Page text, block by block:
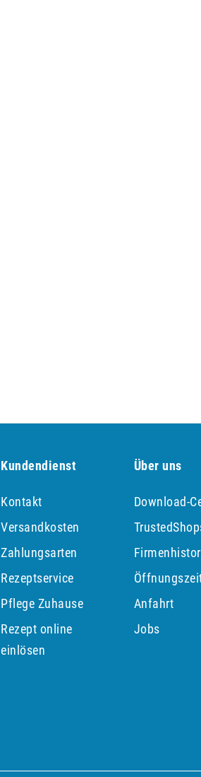
Kundendienst
Kontakt
Versandkosten
Zahlungsarten
Rezeptservice
Pflege Zuhause
Rezept online
einlösen
Über uns
Download-
Anfahrt
Jobs